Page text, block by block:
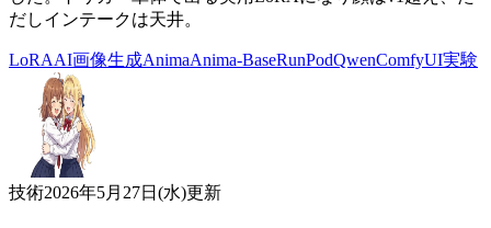
だしインテークは天井。
LoRAAI画像生成AnimaAnima-BaseRunPodQwenComfyUI実験
技術2026年5月27日(水)更新